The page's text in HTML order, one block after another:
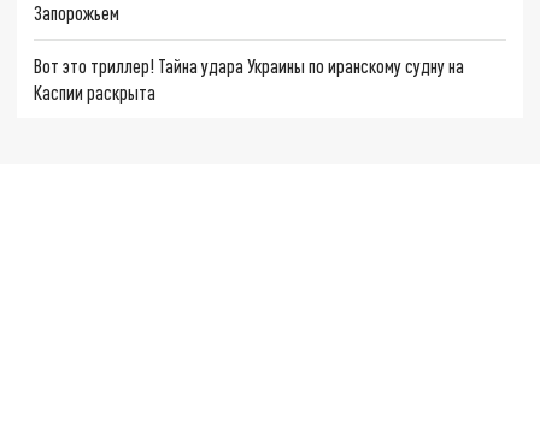
Запорожьем
Вот это триллер! Тайна удара Украины по иранскому судну на
Каспии раскрыта